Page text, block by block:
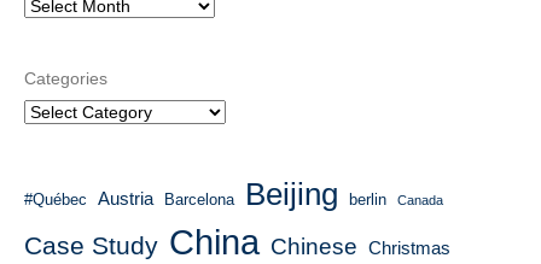
Categories
#Québec Austria Barcelona Beijing berlin Canada
Case Study China Chinese Christmas